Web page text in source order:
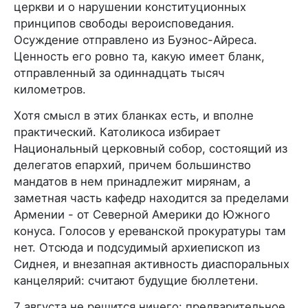
церкви и о нарушении конституционных
принципов свободы вероисповедания.
Осуждение отправлено из Буэнос-Айреса.
Ценность его ровно та, какую имеет бланк,
отправленный за одиннадцать тысяч
километров.
Хотя смысл в этих бланках есть, и вполне
практический. Католикоса избирает
Национальный церковный собор, состоящий из
делегатов епархий, причем большинство
мандатов в нем принадлежит мирянам, а
заметная часть кафедр находится за пределами
Армении - от Северной Америки до Южного
конуса. Голосов у ереванской прокуратуры там
нет. Отсюда и подсудимый архиепископ из
Сиднея, и внезапная активность диаспоральных
канцелярий: считают будущие бюллетени.